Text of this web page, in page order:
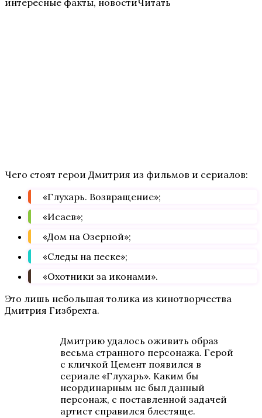
Чего стоят герои Дмитрия из фильмов и сериалов:
«Глухарь. Возвращение»;
«Исаев»;
«Дом на Озерной»;
«Следы на песке»;
«Охотники за иконами».
Это лишь небольшая толика из кинотворчества
Дмитрия Гизбрехта.
Дмитрию удалось оживить образ
весьма странного персонажа. Герой
с кличкой Цемент появился в
сериале «Глухарь». Каким бы
неординарным не был данный
персонаж, с поставленной задачей
артист справился блестяще.